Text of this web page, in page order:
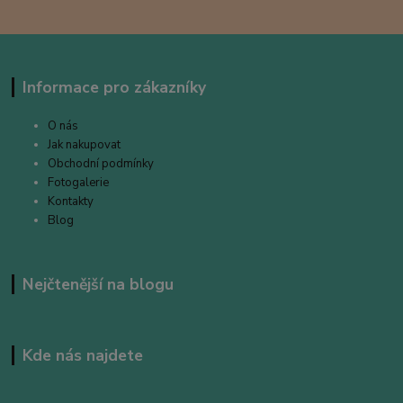
Informace pro zákazníky
O nás
Jak nakupovat
Obchodní podmínky
Fotogalerie
Kontakty
Blog
Nejčtenější na blogu
Kde nás najdete